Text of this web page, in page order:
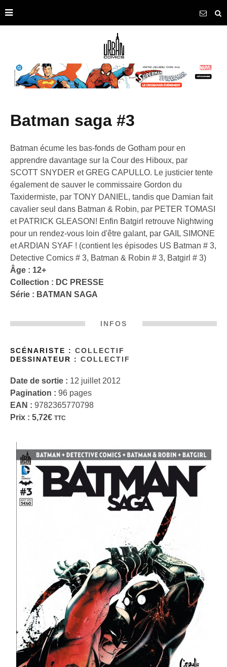
batman saga #3
Batman écume les bas-fonds de Gotham pour en
apprendre davantage sur la Cour des Hiboux, par
SCOTT SNYDER et GREG CAPULLO. Le justicier tente
également de sauver le commissaire Gordon du
Taxidermiste, par TONY DANIEL, tandis que Damian fait
cavalier seul dans Batman & Robin, par PETER TOMASI
et PATRICK GLEASON! Enfin Batgirl retrouve Nightwing
pour un rendez-vous loin d'être galant, par GAIL SIMONE
et ARDIAN SYAF ! (contient les épisodes US Batman # 3,
Detective Comics # 3, Batman & Robin # 3, Batgirl # 3)
Âge : 12+
Collection : DC PRESSE
Série : BATMAN SAGA
INFOS
SCÉNARISTE : COLLECTIF
DESSINATEUR : COLLECTIF
Date de sortie : 12 juillet 2012
Pagination : 96 pages
EAN : 9782365770798
Prix : 5,72€ TTC